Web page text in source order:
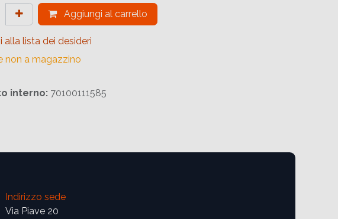
Aggiungi al carrello
alla lista dei desideri
non a magazzino
interno: 70100111585
Indirizzo sede
Via Piave 20